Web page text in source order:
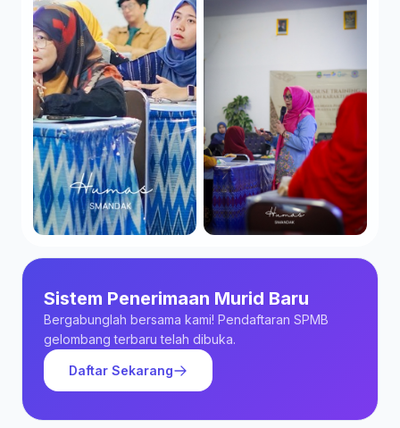
Sistem Penerimaan Murid Baru
Bergabunglah bersama kami! Pendaftaran SPMB
gelombang terbaru telah dibuka.
Daftar Sekarang